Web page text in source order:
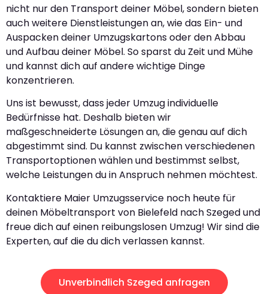
nicht nur den Transport deiner Möbel, sondern bieten
auch weitere Dienstleistungen an, wie das Ein- und
Auspacken deiner Umzugskartons oder den Abbau
und Aufbau deiner Möbel. So sparst du Zeit und Mühe
und kannst dich auf andere wichtige Dinge
konzentrieren.
Uns ist bewusst, dass jeder Umzug individuelle
Bedürfnisse hat. Deshalb bieten wir
maßgeschneiderte Lösungen an, die genau auf dich
abgestimmt sind. Du kannst zwischen verschiedenen
Transportoptionen wählen und bestimmst selbst,
welche Leistungen du in Anspruch nehmen möchtest.
Kontaktiere Maier Umzugsservice noch heute für
deinen Möbeltransport von Bielefeld nach Szeged und
freue dich auf einen reibungslosen Umzug! Wir sind die
Experten, auf die du dich verlassen kannst.
Unverbindlich Szeged anfragen